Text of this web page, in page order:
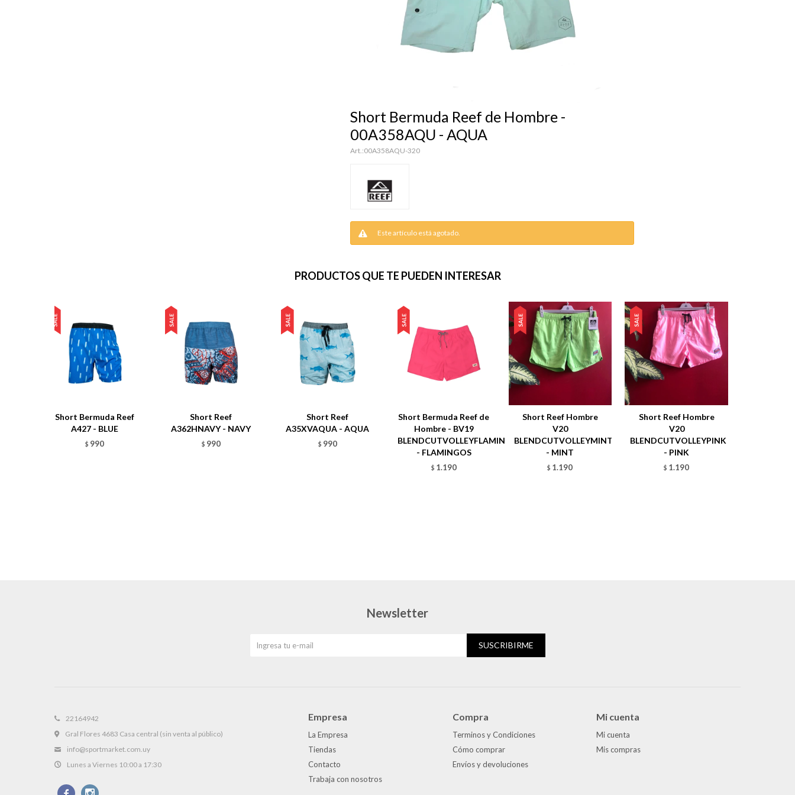
Short Bermuda Reef de Hombre -
00A358AQU - AQUA
00A358AQU-320
Este artículo está agotado.
PRODUCTOS QUE TE PUEDEN INTERESAR
Short Bermuda Reef
A427 - BLUE
$ 990
Short Reef
A362HNAVY - NAVY
$ 990
Short Reef
A35XVAQUA - AQUA
$ 990
Short Bermuda Reef de
Hombre - BV19
BLENDCUTVOLLEYFLAMIN
- FLAMINGOS
$ 1.190
Short Reef Hombre
V20
BLENDCUTVOLLEYMINT
- MINT
$ 1.190
Short Reef Hombre
V20
BLENDCUTVOLLEYPINK
- PINK
$ 1.190
22164942
Gral Flores 4683 Casa central (sin venta al público)
info@sportmarket.com.uy
Lunes a Viernes 10:00 a 17:30
Empresa
La Empresa
Tiendas
Contacto
Trabaja con nosotros
Compra
Terminos y Condiciones
Cómo comprar
Envíos y devoluciones
Mi cuenta
Mi cuenta
Mis compras
Newsletter
SUSCRIBIRME